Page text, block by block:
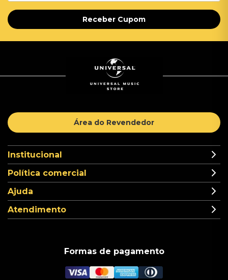
Receber Cupom
Área do Revendedor
Institucional
Política comercial
Ajuda
Atendimento
Formas de pagamento